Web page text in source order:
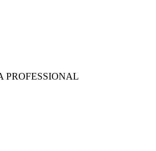
PROFESSIONAL